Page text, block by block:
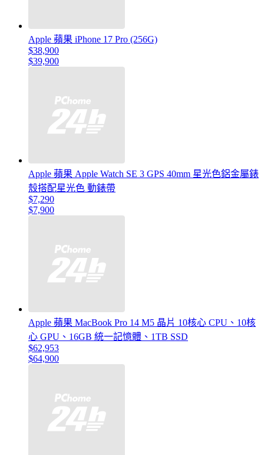
Apple 蘋果 iPhone 17 Pro (256G)
$38,900
$39,900
Apple 蘋果 Apple Watch SE 3 GPS 40mm 星光色鋁金屬錶
殼搭配星光色 動錶帶
$7,290
$7,900
Apple 蘋果 MacBook Pro 14 M5 晶片 10核心 CPU、10核
心 GPU、16GB 統一記憶體、1TB SSD
$62,953
$64,900